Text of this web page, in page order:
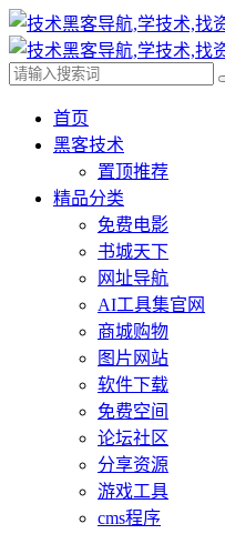
首页
黑客技术
置顶推荐
精品分类
免费电影
书城天下
网址导航
AI工具集官网
商城购物
图片网站
软件下载
免费空间
论坛社区
分享资源
游戏工具
cms程序